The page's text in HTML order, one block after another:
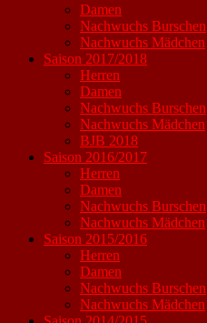
Damen
Nachwuchs Burschen
Nachwuchs Mädchen
Saison 2017/2018
Herren
Damen
Nachwuchs Burschen
Nachwuchs Mädchen
BJB 2018
Saison 2016/2017
Herren
Damen
Nachwuchs Burschen
Nachwuchs Mädchen
Saison 2015/2016
Herren
Damen
Nachwuchs Burschen
Nachwuchs Mädchen